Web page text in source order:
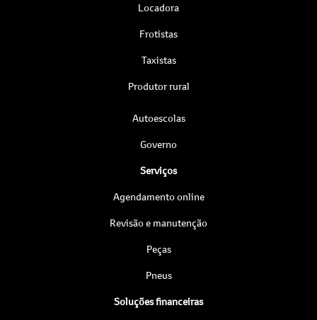
Locadora
Frotistas
Taxistas
Produtor rural
Autoescolas
Governo
Serviços
Agendamento online
Revisão e manutenção
Peças
Pneus
Soluções financeiras